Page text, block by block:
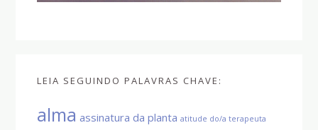
LEIA SEGUINDO PALAVRAS CHAVE:
alma assinatura da planta atitude do/a terapeuta